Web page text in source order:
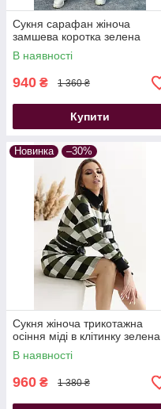
Сукня сарафан жіноча
замшева коротка зелена
В наявності
940 ₴ 1 360 ₴
Купити
Новинка –30%
Сукня жіноча трикотажна
осіння міді в клітинку зелена
В наявності
960 ₴ 1 380 ₴